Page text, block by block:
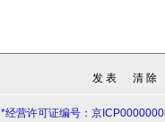
*经营许可证编号：京